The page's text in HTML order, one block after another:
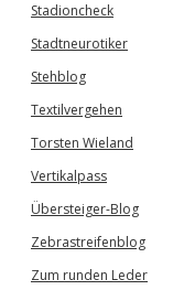
Stadioncheck
Stadtneurotiker
Stehblog
Textilvergehen
Torsten Wieland
Vertikalpass
Übersteiger-Blog
Zebrastreifenblog
Zum runden Leder